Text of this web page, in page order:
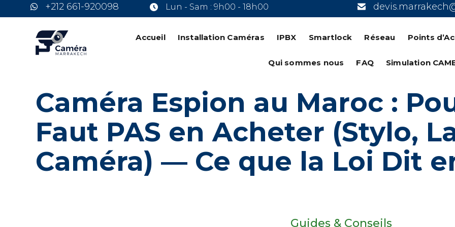
+212 661-920098 Lun - Sam : 9h00 - 18h00
Accueil Installation Caméras IPBX Smartlock Réseau Points
Qui sommes nous FAQ Simulation
Caméra Espion au Maroc :
Faut PAS en Acheter (Stylo,
Caméra) — Ce que la Loi Dit
Guides & Conseils